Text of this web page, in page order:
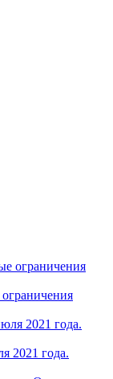
2021 года.